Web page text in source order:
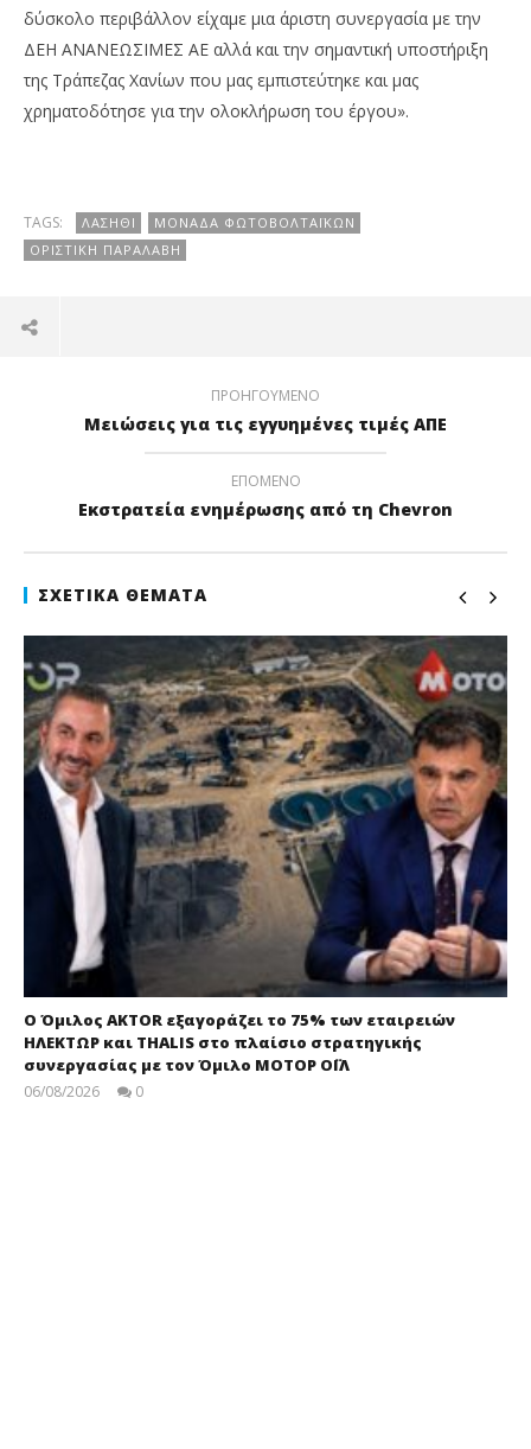
δύσκολο περιβάλλον είχαμε μια άριστη συνεργασία με την
ΔΕΗ ΑΝΑΝΕΩΣΙΜΕΣ ΑΕ αλλά και την σημαντική υποστήριξη
της Τράπεζας Χανίων που μας εμπιστεύτηκε και μας
χρηματοδότησε για την ολοκλήρωση του έργου».
TAGS: ΛΑΣΉΘΙ
ΜΟΝΆΔΑ ΦΩΤΟΒΟΛΤΑΪΚΏΝ
ΟΡΙΣΤΙΚΉ ΠΑΡΑΛΑΒΉ
ΠΡΟΗΓΟΎΜΕΝΟ
Μειώσεις για τις εγγυημένες τιμές ΑΠΕ
ΕΠΌΜΕΝΟ
Εκστρατεία ενημέρωσης από τη Chevron
ΣΧΕΤΙΚΆ ΘΈΜΑΤΑ
Ο Όμιλος AKTOR εξαγοράζει το 75% των εταιρειών
ΗΛΕΚΤΩΡ και THALIS στο πλαίσιο στρατηγικής
συνεργασίας με τον Όμιλο ΜΟΤΟΡ ΟΪΛ
06/08/2026 0